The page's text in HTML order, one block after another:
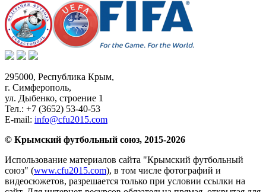
295000, Республика Крым,
г. Симферополь,
ул. Дыбенко, строение 1
Тел.: +7 (3652) 53-40-53
E-mail: info@cfu2015.com
© Крымский футбольный союз, 2015-2026
Использование материалов сайта "Крымский футбольный
союз" (www.cfu2015.com), в том числе фотографий и
видеосюжетов, разрешается только при условии ссылки на